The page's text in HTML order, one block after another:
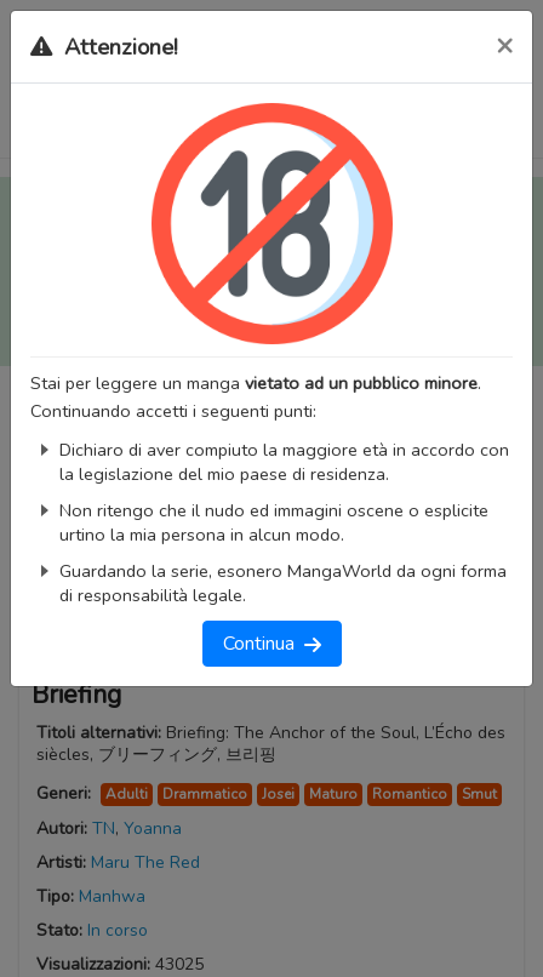
Tutti i Doujinshi e Manga per adulti (+18) sono stati trasferiti
sul nostro nuovo sito (
mangaworldadult.net
); invece, per i
Manga classici, puoi utilizzare
MangaWorld
Potrai effettuare illogincon il tuo account di MangaWorld
tutti i dati sono condivisi tra i due siti,
perderai alcun dato, inclusi bookmarks e premium
Attenzione! ×
Stai per leggere un manga vietato ad un pubblico minore.
Continuando accetti i seguenti punti:
Dichiaro di aver compiuto la maggiore età in accordo con
la legislazione del mio paese di residenza.
Non ritengo che il nudo ed immagini oscene o esplicite
urtino la mia persona in alcun modo.
Guardando la serie, esonero MangaWorld da ogni forma
di responsabilità legale.
Continua
Briefing
Titoli alternativi: Briefing: The Anchor of the Soul, L’Écho des
siècles, ブリーフィング, 브리핑
Generi:
Adulti Drammatico Josei Maturo Romantico Smut
Autori: TN, Yoanna
Artisti: Maru The Red
Tipo: Manhwa
Stato: In corso
Visualizzazioni: 43025